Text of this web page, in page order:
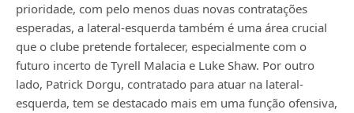
prioridade, com pelo menos duas novas contratações
esperadas, a lateral-esquerda também é uma área crucial
que o clube pretende fortalecer, especialmente com o
futuro incerto de Tyrell Malacia e Luke Shaw. Por outro
lado, Patrick Dorgu, contratado para atuar na lateral-
esquerda, tem se destacado mais em uma função ofensiva,